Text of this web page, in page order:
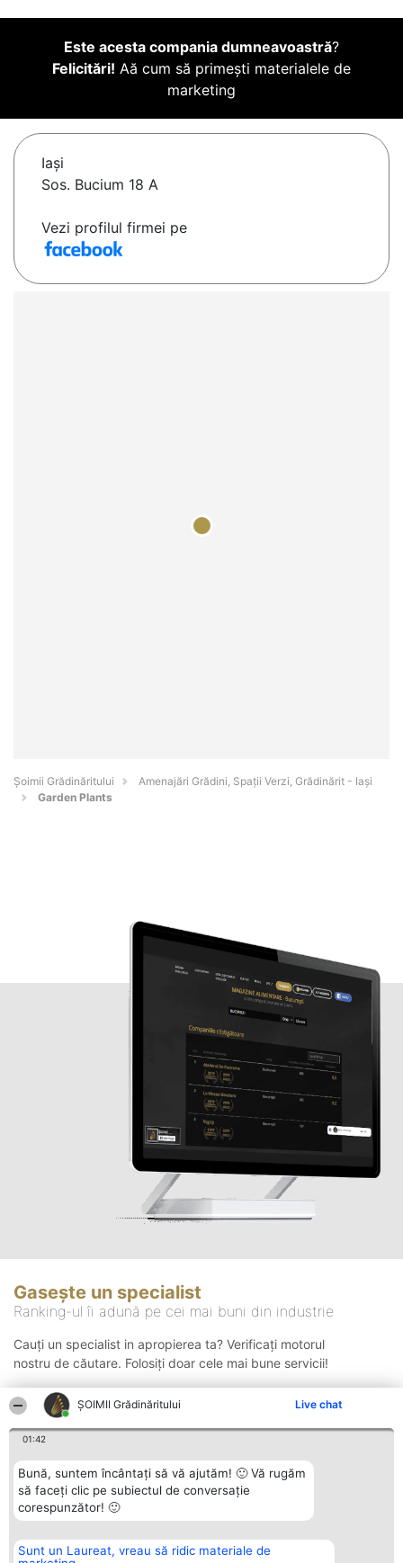
ȘOIMII Grădinăritului Live chat
01:42
Bună, suntem încântați să vă ajutăm! 🙂 Vă rugăm
să faceți clic pe subiectul de conversație
corespunzător! 🙂
Sunt un Laureat, vreau să ridic materiale de
Este acesta compania dumneavoastră?
Felicitări! Aă cum să primești materialele de
marketing
Iaşi
Sos. Bucium 18 A
Vezi profilul firmei pe
Șoimii Grădinăritului
Amenajări Grădini, Spații Verzi, Grădinărit - Iaşi
Garden Plants
Gasește un specialist
Ranking-ul îi adună pe cei mai buni din industrie
Cauți un specialist in apropierea ta? Verificați motorul
nostru de căutare. Folosiți doar cele mai bune servicii!
Organizator Ranking Plebiscyt Contact